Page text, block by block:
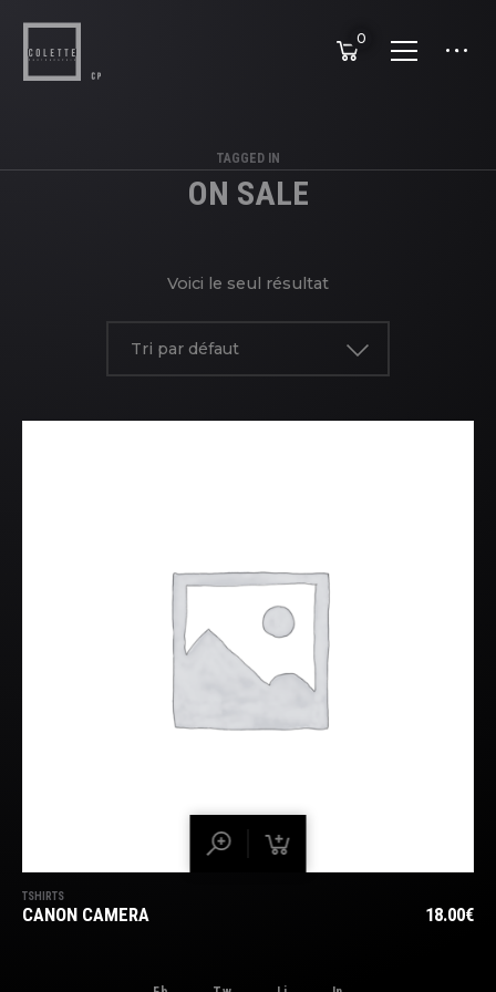
0
TAGGED IN
ON SALE
Voici le seul résultat
Tri par défaut
TSHIRTS
CANON CAMERA 18.00€